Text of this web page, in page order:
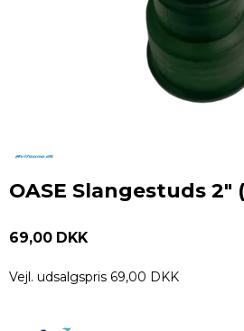
OASE Slangestuds 2"
69,00 DKK
Vejl. udsalgspris 69,00 DKK